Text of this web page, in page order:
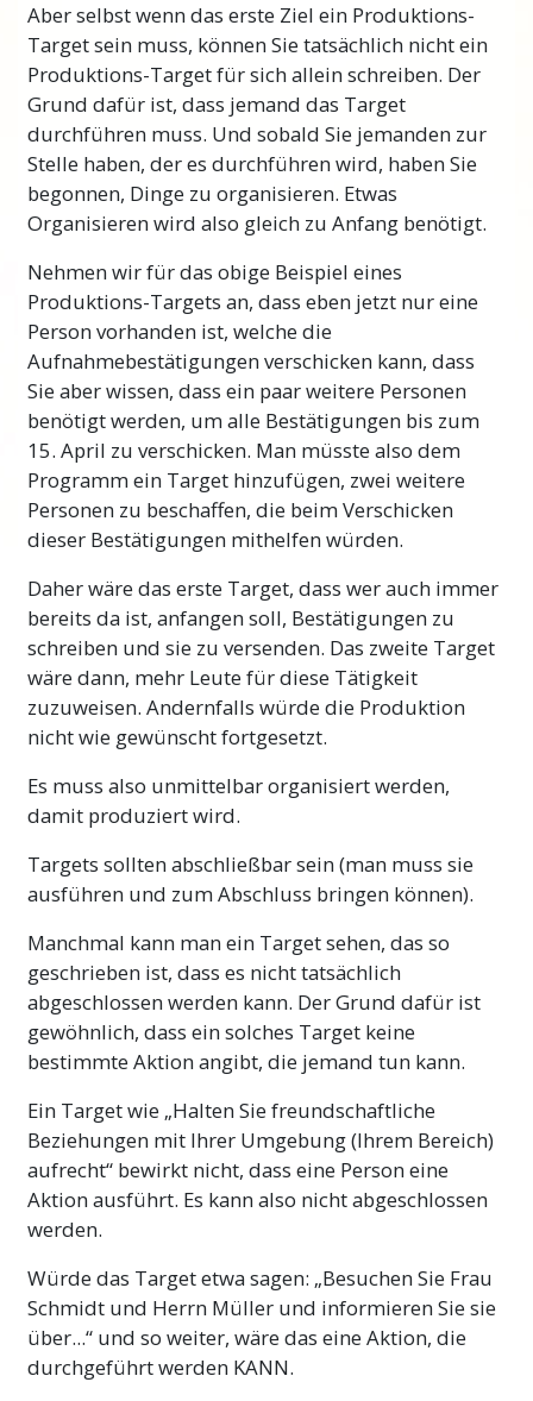
Aber selbst wenn das erste Ziel ein Produktions-
Target sein muss, können Sie tatsächlich nicht ein
Produktions-Target für sich allein schreiben. Der
Grund dafür ist, dass jemand das Target
durchführen muss. Und sobald Sie jemanden zur
Stelle haben, der es durchführen wird, haben Sie
begonnen, Dinge zu organisieren. Etwas
Organisieren wird also gleich zu Anfang benötigt.
Nehmen wir für das obige Beispiel eines
Produktions-Targets an, dass eben jetzt nur eine
Person vorhanden ist, welche die
Aufnahmebestätigungen verschicken kann, dass
Sie aber wissen, dass ein paar weitere Personen
benötigt werden, um alle Bestätigungen bis zum
15. April zu verschicken. Man müsste also dem
Programm ein Target hinzufügen, zwei weitere
Personen zu beschaffen, die beim Verschicken
dieser Bestätigungen mithelfen würden.
Daher wäre das erste Target, dass wer auch immer
bereits da ist, anfangen soll, Bestätigungen zu
schreiben und sie zu versenden. Das zweite Target
wäre dann, mehr Leute für diese Tätigkeit
zuzuweisen. Andernfalls würde die Produktion
nicht wie gewünscht fortgesetzt.
Es muss also unmittelbar organisiert werden,
damit produziert wird.
Targets sollten abschließbar sein (man muss sie
ausführen und zum Abschluss bringen können).
Manchmal kann man ein Target sehen, das so
geschrieben ist, dass es nicht tatsächlich
abgeschlossen werden kann. Der Grund dafür ist
gewöhnlich, dass ein solches Target keine
bestimmte Aktion angibt, die jemand tun kann.
Ein Target wie „Halten Sie freundschaftliche
Beziehungen mit Ihrer Umgebung (Ihrem Bereich)
aufrecht“ bewirkt nicht, dass eine Person eine
Aktion ausführt. Es kann also nicht abgeschlossen
werden.
Würde das Target etwa sagen: „Besuchen Sie Frau
Schmidt und Herrn Müller und informieren Sie sie
über...“ und so weiter, wäre das eine Aktion, die
durchgeführt werden KANN.